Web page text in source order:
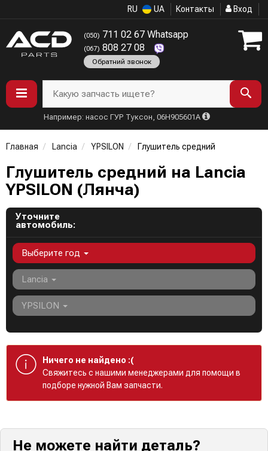
RU UA Контакты Вход
(050) 711 02 67 Whatsapp
(067) 808 27 08
Обратний звонок
Какую запчасть ищете?
Например: насос ГУР Туксон, 06H905601A
Главная Lancia YPSILON Глушитель средний
Глушитель средний на Lancia
YPSILON (Лянча)
Уточните
автомобиль:
Выберите год
Lancia
YPSILON
Ничего не найдено :(
Cвяжитесь с нашими менеджерами для помощи в
подборе нужной Вам запчасти.
Не можете найти деталь?